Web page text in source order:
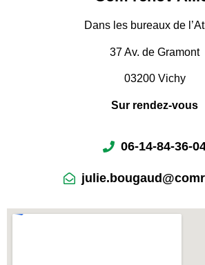
Dans les bureaux de
37 Av. de Gramont
03200 Vichy
Sur rendez-vous
06-14-84-36-